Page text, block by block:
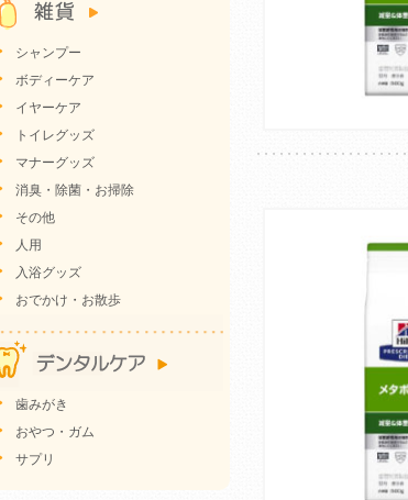
シャンプー
ボディーケア
イヤーケア
トイレグッズ
マナーグッズ
消臭・除菌・お掃除
その他
人用
入浴グッズ
おでかけ・お散歩
歯みがき
おやつ・ガム
サプリ